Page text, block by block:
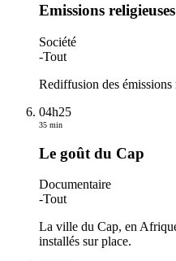
Emissions religieuses
Société
-Tout
Rediffusion des émissions
04h25
35 min
Le goût du Cap
Documentaire
-Tout
La ville du Cap, en
installés sur place.